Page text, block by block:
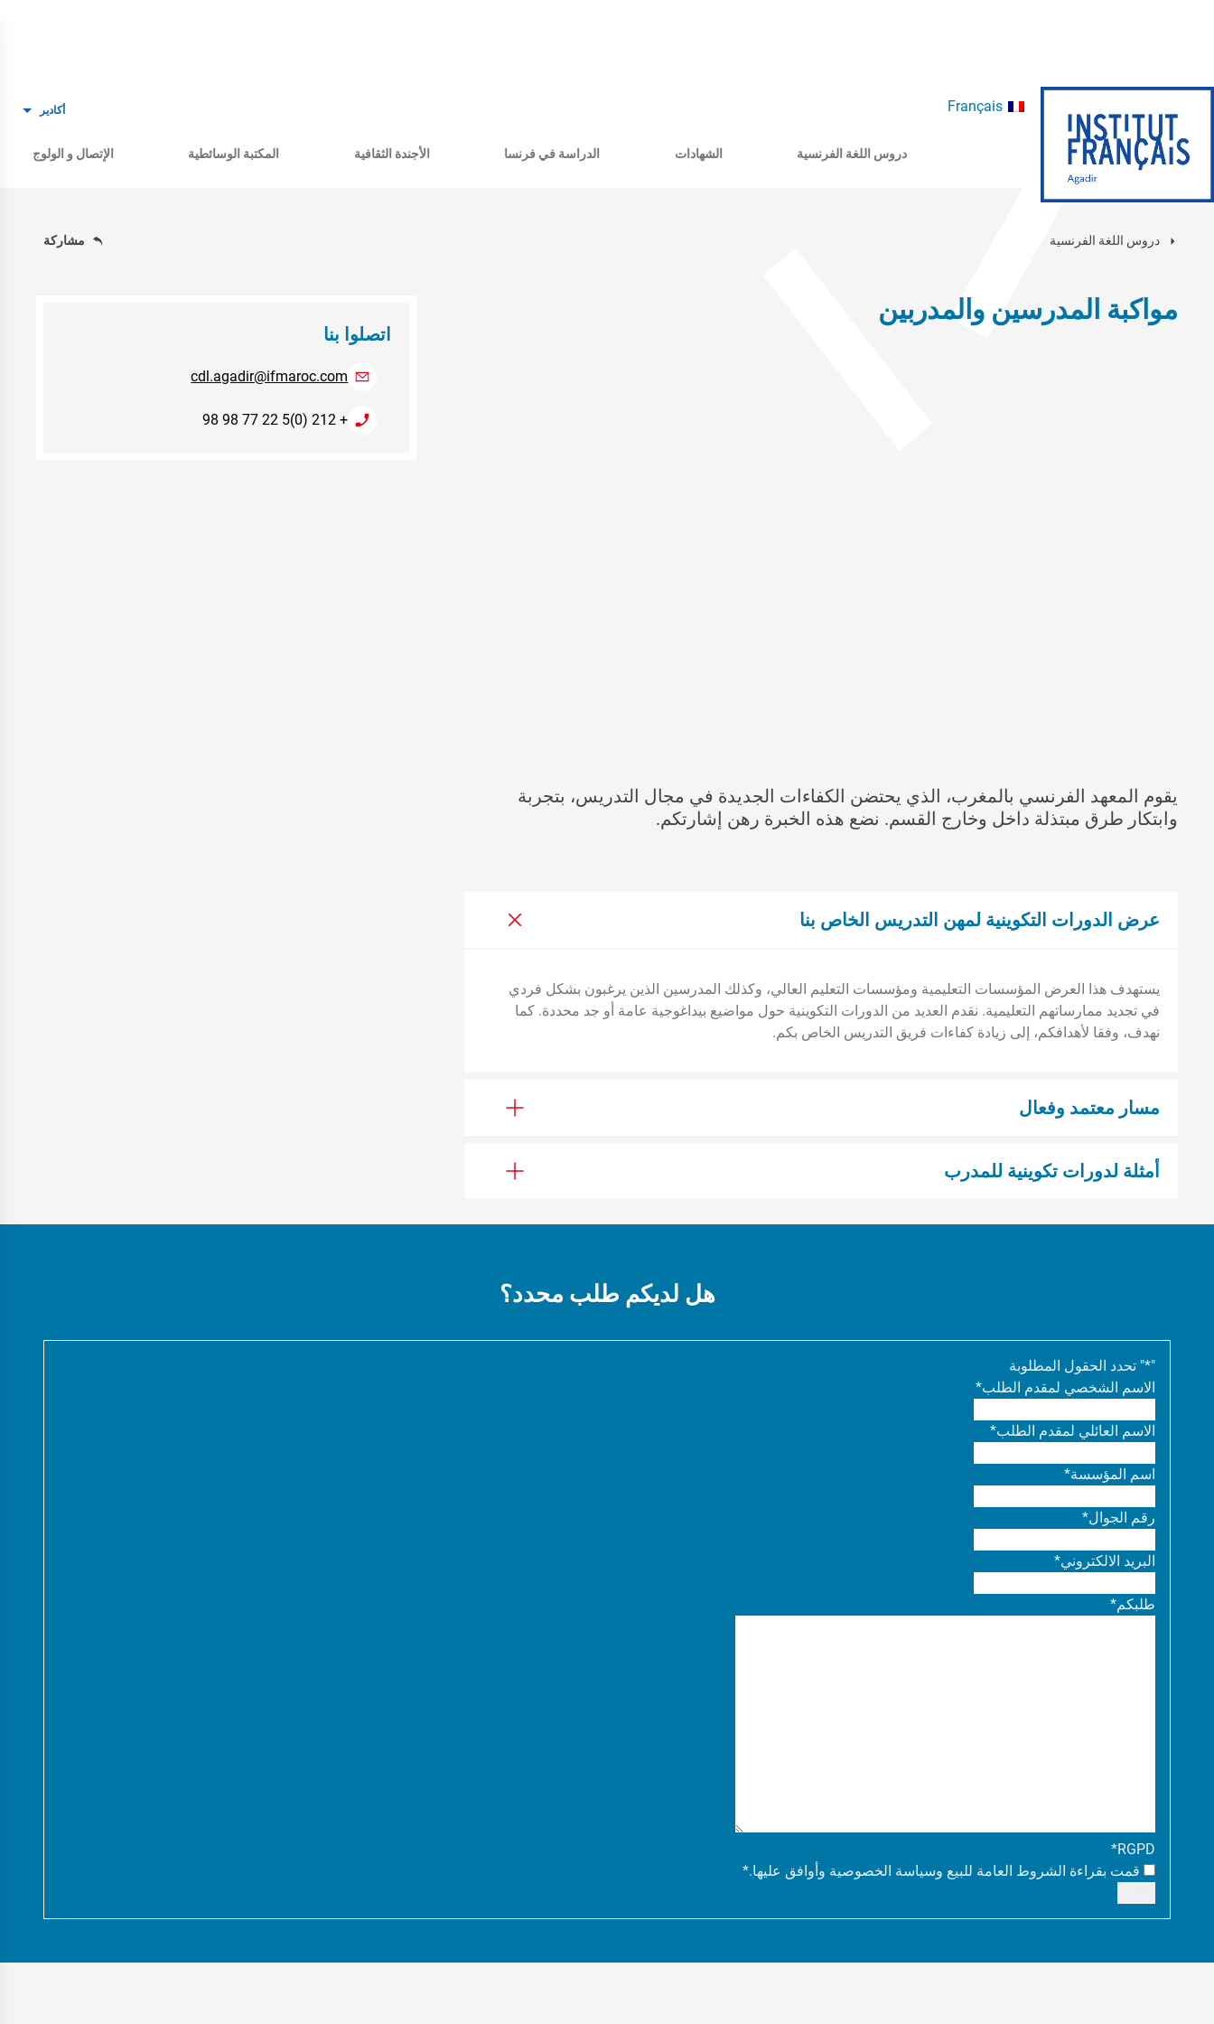
Français أكادير
دروس اللغة الفرنسية الشهادات الدراسة في فرنسا الأجندة الثقافية المكتبة الوسائطية الإتصال و الولوج
دروس اللغة الفرنسية مشاركة
مواكبة المدرسين والمدربين
يقوم المعهد الفرنسي بالمغرب، الذي يحتضن الكفاءات الجديدة في مجال التدريس، بتجربة
وابتكار طرق مبتذلة داخل وخارج القسم. نضع هذه الخبرة رهن إشارتكم.
عرض الدورات التكوينية لمهن التدريس الخاص بنا
يستهدف هذا العرض المؤسسات التعليمية ومؤسسات التعليم العالي، وكذلك المدرسين الذين يرغبون بشكل فردي
في تجديد ممارساتهم التعليمية. نقدم العديد من الدورات التكوينية حول مواضيع بيداغوجية عامة أو جد محددة. كما
نهدف، وفقا لأهدافكم، إلى زيادة كفاءات فريق التدريس الخاص بكم.
مسار معتمد وفعال
أمثلة لدورات تكوينية للمدرب
اتصلوا بنا
cdl.agadir@ifmaroc.com
+ 212 (0)5 22 77 98 98
هل لديكم طلب محدد؟
"
*" تحدد الحقول المطلوبة
الاسم الشخصي لمقدم الطلب*
الاسم العائلي لمقدم الطلب*
اسم المؤسسة*
رقم الجوال*
البريد الالكتروني*
طلبكم*
RGPD
*
قمت بقراءة الشروط العامة للبيع وسياسة الخصوصية وأوافق عليها.*